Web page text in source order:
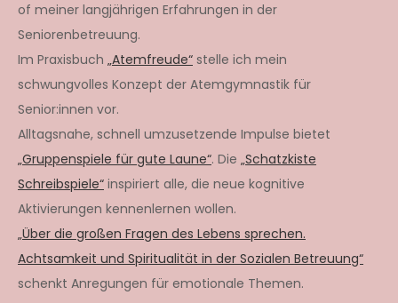
of meiner langjährigen Erfahrungen in der
Seniorenbetreuung.
Im Praxisbuch „Atemfreude“ stelle ich mein
schwungvolles Konzept der Atemgymnastik für
Senior:innen vor.
Alltagsnahe, schnell umzusetzende Impulse bietet
„Gruppenspiele für gute Laune“. Die „Schatzkiste
Schreibspiele“ inspiriert alle, die neue kognitive
Aktivierungen kennenlernen wollen.
„Über die großen Fragen des Lebens sprechen.
Achtsamkeit und Spiritualität in der Sozialen Betreuung“
schenkt Anregungen für emotionale Themen.